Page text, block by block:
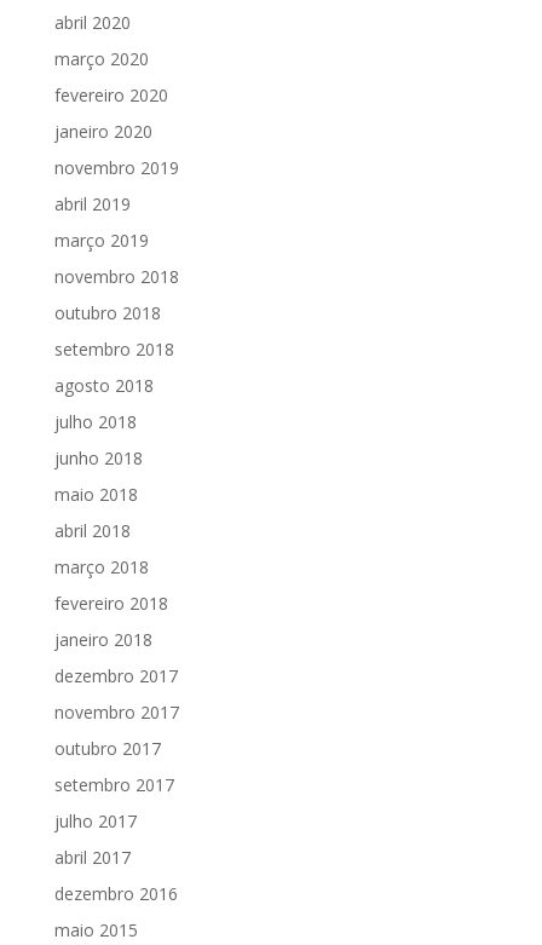
abril 2020
março 2020
fevereiro 2020
janeiro 2020
novembro 2019
abril 2019
março 2019
novembro 2018
outubro 2018
setembro 2018
agosto 2018
julho 2018
junho 2018
maio 2018
abril 2018
março 2018
fevereiro 2018
janeiro 2018
dezembro 2017
novembro 2017
outubro 2017
setembro 2017
julho 2017
abril 2017
dezembro 2016
maio 2015